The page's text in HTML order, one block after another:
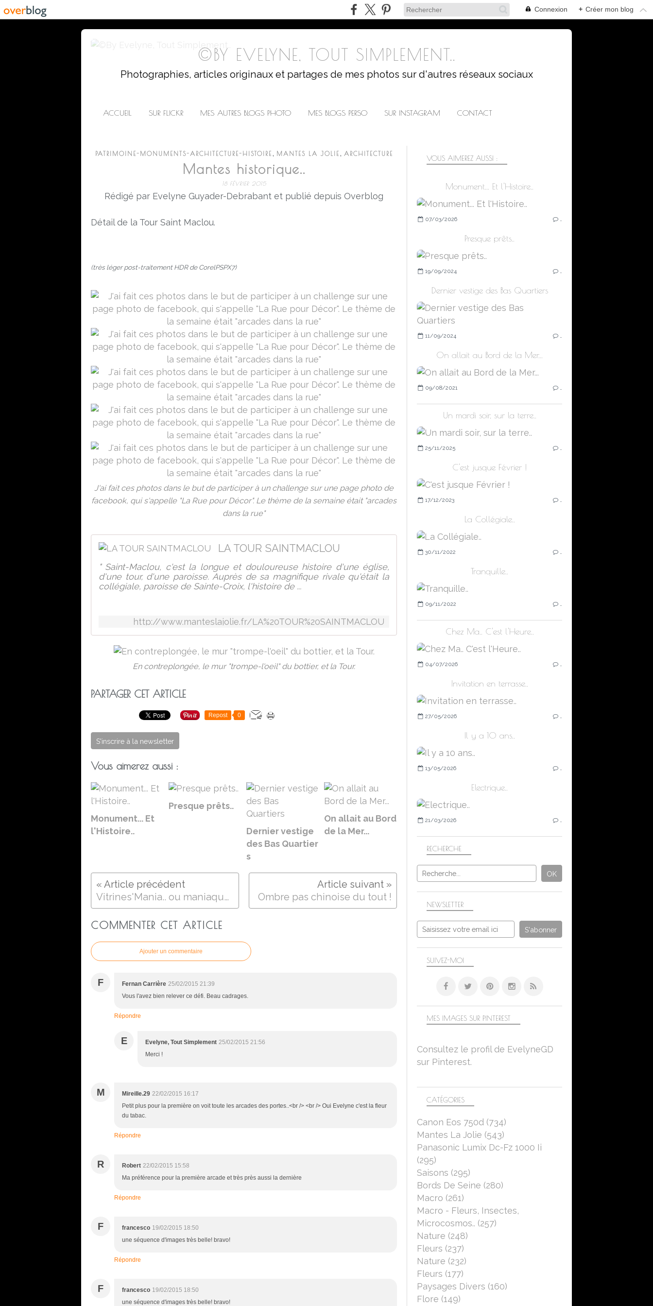
Connexion + Créer mon blog
©BY EVELYNE, TOUT SIMPLEMENT..
Photographies, articles originaux et partages de mes photos sur d'autres réseaux sociaux
ACCUEIL SUR FLICKR MES AUTRES BLOGS PHOTO MES BLOGS PERSO SUR INSTAGRAM CONTACT
PATRIMOINE-MONUMENTS-ARCHITECTURE-HISTOIRE , MANTES LA JOLIE , ARCHITECTURE
Mantes historique..
18 FÉVRIER 2015
Rédigé par Evelyne Guyader-Debrabant et publié depuis Overblog
Détail de la Tour Saint Maclou.
(très léger post-traitement HDR de CorelPSPX7)
J'ai fait ces photos dans le but de participer à un challenge sur une page photo de
facebook, qui s'appelle "La Rue pour Décor". Le thème de la semaine était "arcades
dans la rue"
LA TOUR SAINTMACLOU
" Saint-Maclou, c'est la longue et douloureuse histoire d'une église,
d'une tour, d'une paroisse. Auprès de sa magnifique rivale qu'était la
collégiale, paroisse de Sainte-Croix, l'histoire de ...
http://www.manteslajolie.fr/LA%20TOUR%20SAINTMACLOU
En contreplongée, le mur "trompe-l'oeil" du bottier, et la Tour.
PARTAGER CET ARTICLE
Repost 0
S'inscrire à la newsletter
Vous aimerez aussi :
Monument... Et
l'Histoire..
Presque prêts..
Dernier vestige
des Bas Quartier
s
On allait au Bord
de la Mer...
Vitrines'Mania.. ou maniaque ? Ombre pas chinoise du tout !
COMMENTER CET ARTICLE
Ajouter un commentaire
F Fernan Carrière 25/02/2015 21:39
Vous l'avez bien relever ce défi. Beau cadrages.
Répondre
E Evelyne, Tout Simplement 25/02/2015 21:56
Merci !
M Mireille.29 22/02/2015 16:17
Petit plus pour la première on voit toute les arcades des portes..<br /> <br /> Oui Evelyne c'est la fleur
du tabac.
Répondre
R Robert 22/02/2015 15:58
Ma préférence pour la première arcade et très près aussi la dernière
Répondre
F francesco 19/02/2015 18:50
une séquence d'images très belle! bravo!
Répondre
F francesco 19/02/2015 18:50
une séquence d'images très belle! bravo!
NEWSLETTER
SUIVEZ-MOI
RECHERCHE
VOUS AIMEREZ AUSSI :
Monument... Et l'Histoire..
07/03/2026
Presque prêts..
19/09/2024
Dernier vestige des Bas Quartiers
11/09/2024
On allait au Bord de la Mer...
09/08/2021
Un mardi soir, sur la terre..
25/11/2025
C'est jusque Février !
17/12/2023
La Collégiale..
30/11/2022
Tranquille..
09/11/2022
Chez Ma.. C'est l'Heure..
04/07/2026
Invitation en terrasse..
27/05/2026
Il y a 10 ans..
13/05/2026
Electrique..
21/03/2026
CATÉGORIES
Canon Eos 750d (734)
Mantes La Jolie (543)
Panasonic Lumix Dc-Fz 1000 Ii
(295)
Saisons (295)
Bords De Seine (280)
Macro (261)
Macro - Fleurs, Insectes,
Microcosmos.. (257)
Nature (248)
Fleurs (237)
Nature (232)
Fleurs (177)
Paysages Divers (160)
Flore (149)
MES IMAGES SUR PINTEREST
Consultez le profil de EvelyneGD
sur Pinterest.